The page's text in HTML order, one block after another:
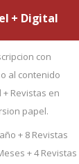
+ Digital
con
al contenido
+ Revistas en
papel.
+ 8 Revistas
+ 4 Revistas